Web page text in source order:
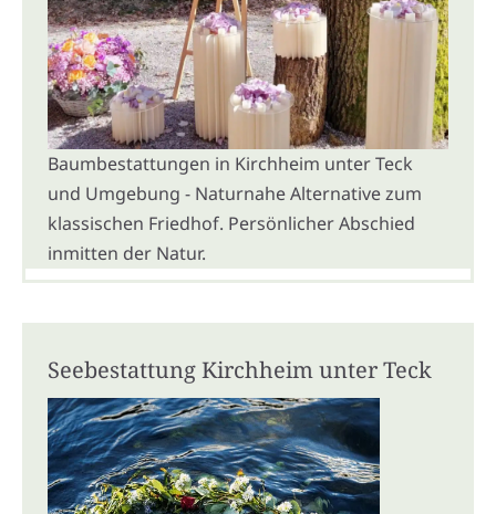
Baumbestattungen in Kirchheim unter Teck
und Umgebung - Naturnahe Alternative zum
klassischen Friedhof. Persönlicher Abschied
inmitten der Natur.
Seebestattung Kirchheim unter Teck